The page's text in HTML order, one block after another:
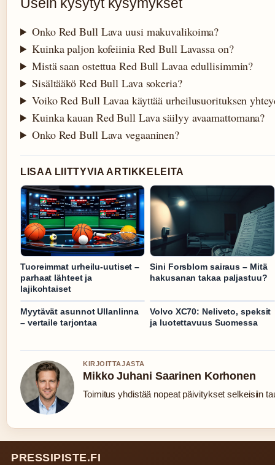
Onko Red Bull Lava uusi makuvalikoima?
Kuinka paljon kofeiinia Red Bull Lavassa on?
Mistä saan ostettua Red Bull Lavaa edullisimmin?
Sisältääkö Red Bull Lava sokeria?
Voiko Red Bull Lavaa käyttää urheilusuorituksen
Kuinka kauan Red Bull Lava säilyy avaamattomana?
Onko Red Bull Lava vegaaninen?
LISAA LIITTYVIA ARTIKKELEITA
Tuoreimmat urheilu-uutiset –
parhaat lähteet ja
lajikohtaiset
Sini Forsblom sairaus – Mitä
hakusanan takaa paljastuu?
Myytävät asunnot Ullanlinna
– vertaile tarjontaa
Volvo XC70: Neliveto, speksit
ja luotettavuus Suomessa
KIRJOITTAJASTA
Mikko Juhani Saarinen Korhonen
Toimitus yhdistää nopeat päivitykset selkeisiin
PRESSIPISTE.FI